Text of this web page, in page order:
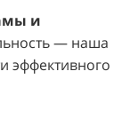
и
— наша
эффективного